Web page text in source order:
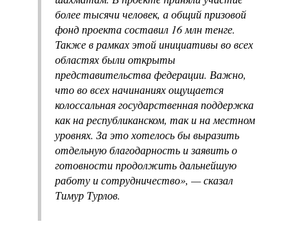
более тысячи человек, а общий призовой
фонд проекта составил 16 млн тенге.
Также в рамках этой инициативы во всех
областях были открыты
представительства федерации. Важно,
что во всех начинаниях ощущается
колоссальная государственная поддержка
как на республиканском, так и на местном
уровнях. За это хотелось бы выразить
отдельную благодарность и заявить о
готовности продолжить дальнейшую
работу и сотрудничество», — сказал
Тимур Турлов.